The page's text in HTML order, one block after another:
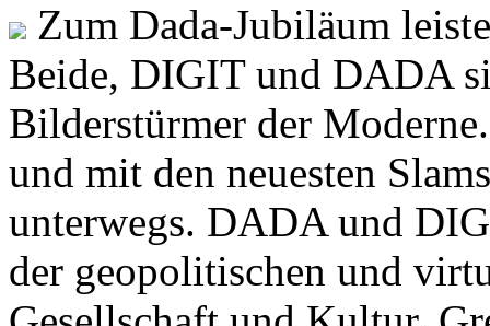
Zum Dada-Jubiläum
Beide, DIGIT und DADA
Bilderstürmer der
und mit den neuesten
unterwegs. DADA und
der geopolitischen und